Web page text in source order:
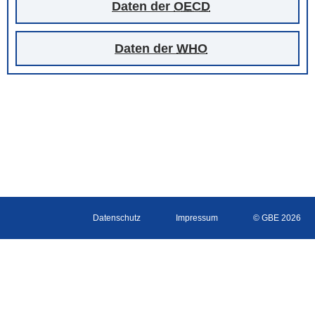
Daten der OECD
Daten der WHO
Datenschutz Impressum © GBE 2026